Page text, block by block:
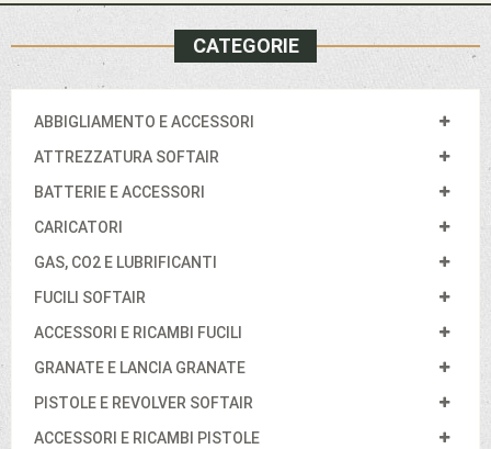
CATEGORIE
ABBIGLIAMENTO E ACCESSORI
ATTREZZATURA SOFTAIR
BATTERIE E ACCESSORI
CARICATORI
GAS, CO2 E LUBRIFICANTI
FUCILI SOFTAIR
ACCESSORI E RICAMBI FUCILI
GRANATE E LANCIA GRANATE
PISTOLE E REVOLVER SOFTAIR
ACCESSORI E RICAMBI PISTOLE